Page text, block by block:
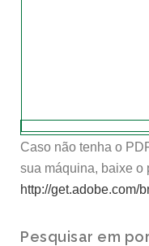
Caso não tenha o
sua máquina, baixe o
http://get.adobe.com/
Pesquisar em